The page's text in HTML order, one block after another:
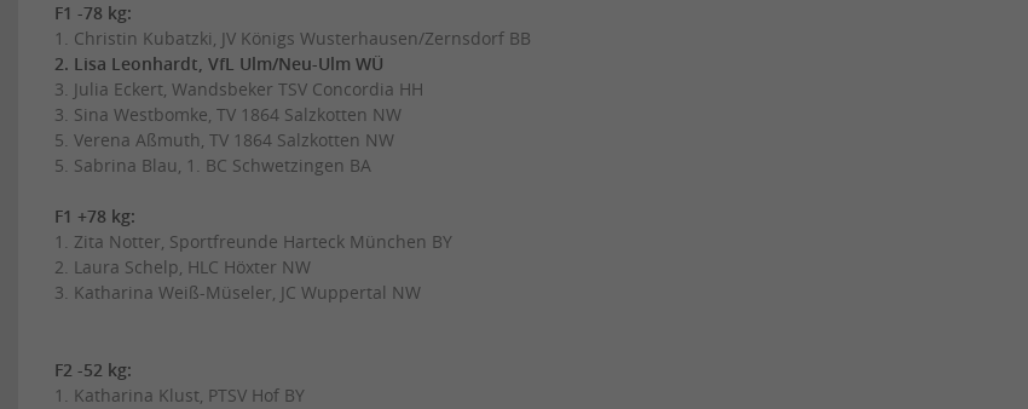
F1 -78 kg:
1. Christin Kubatzki, JV Königs Wusterhausen/Zernsdorf BB
2. Lisa Leonhardt, VfL Ulm/Neu-Ulm WÜ
3. Julia Eckert, Wandsbeker TSV Concordia HH
3. Sina Westbomke, TV 1864 Salzkotten NW
5. Verena Aßmuth, TV 1864 Salzkotten NW
5. Sabrina Blau, 1. BC Schwetzingen BA
F1 +78 kg:
1. Zita Notter, Sportfreunde Harteck München BY
2. Laura Schelp, HLC Höxter NW
3. Katharina Weiß-Müseler, JC Wuppertal NW
F2 -52 kg:
1. Katharina Klust, PTSV Hof BY